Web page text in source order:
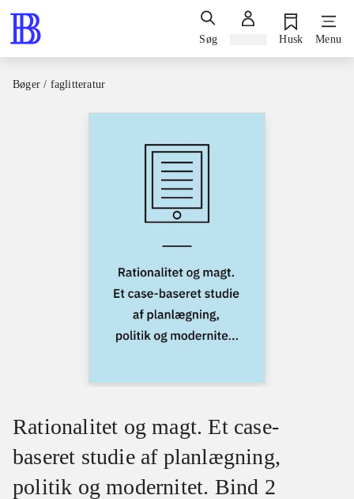
Søg Husk Menu
Bøger / faglitteratur
Rationalitet og magt. Et case-
baseret studie af planlægning,
politik og modernitet. Bind 2